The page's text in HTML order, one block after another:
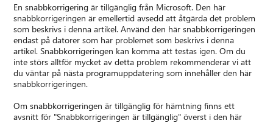
En snabbkorrigering är tillgänglig från Microsoft. Den här
snabbkorrigeringen är emellertid avsedd att åtgärda det problem
som beskrivs i denna artikel. Använd den här snabbkorrigeringen
endast på datorer som har problemet som beskrivs i denna
artikel. Snabbkorrigeringen kan komma att testas igen. Om du
inte störs alltför mycket av detta problem rekommenderar vi att
du väntar på nästa programuppdatering som innehåller den här
snabbkorrigeringen.
Om snabbkorrigeringen är tillgänglig för hämtning finns ett
avsnitt för "Snabbkorrigeringen är tillgänglig" överst i den här